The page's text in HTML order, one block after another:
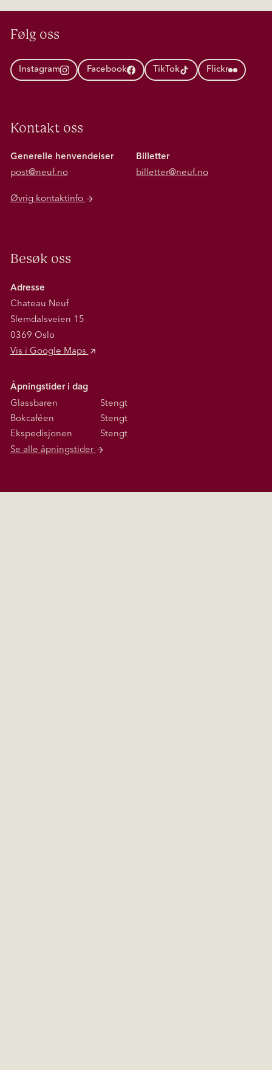
Følg oss
Instagram Facebook TikTok Flickr
Kontakt oss
Generelle henvendelser
post@neuf.no
Billetter
billetter@neuf.no
Øvrig kontaktinfo
Besøk oss
Adresse
Chateau Neuf
Slemdalsveien 15
0369 Oslo
Vis i Google Maps
Åpningstider i dag
Glassbaren
Stengt
Bokcaféen
Stengt
Ekspedisjonen
Stengt
Se alle åpningstider